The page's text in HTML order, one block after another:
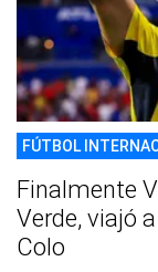
FÚTBOL
Finalmente
Verde, viajó
Colo